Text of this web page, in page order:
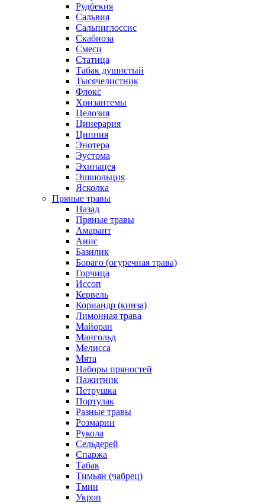
Рудбекия
Сальвия
Сальпиглоссис
Скабиоза
Смеси
Статица
Табак душистый
Тысячелистник
Флокс
Хризантемы
Целозия
Цинерария
Цинния
Энотера
Эустома
Эхинацея
Эшшольция
Ясколка
Пряные травы
Назад
Пряные травы
Амарант
Анис
Базилик
Бораго (огуречная трава)
Горчица
Иссоп
Кервель
Кориандр (кинза)
Лимонная трава
Майоран
Мангольд
Мелисса
Мята
Наборы пряностей
Пажитник
Петрушка
Портулак
Разные травы
Розмарин
Рукола
Сельдерей
Спаржа
Табак
Тимьян (чабрец)
Тмин
Укроп